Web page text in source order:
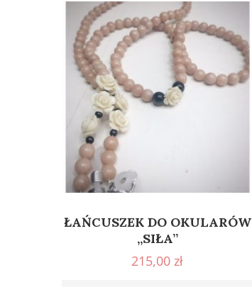
ŁAŃCUSZEK DO OKULARÓW
„SIŁA”
215,00zł